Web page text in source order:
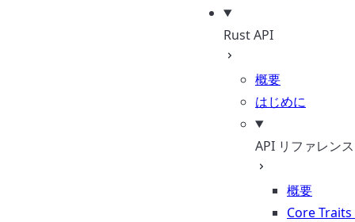
Rust API
概要
はじめに
API リファレンス
概要
Core